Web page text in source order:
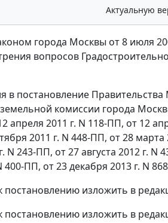
Актуальную
города Москвы от 8 июля
вопросов
в постановление
комиссии города
апреля 2011 г. N 118-ПП, от 12
2011 г. N 448-ПП, от 28
N 243-ПП, от 27 августа 2012 г.
400-ПП, от 23 декабря 2013 г. N
постановлению изложить в
постановлению изложить в